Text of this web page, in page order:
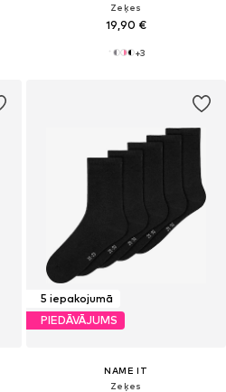
Zeķes
19,90 €
+3
5 iepakojumā
PIEDĀVĀJUMS
NAME IT
Zeķes